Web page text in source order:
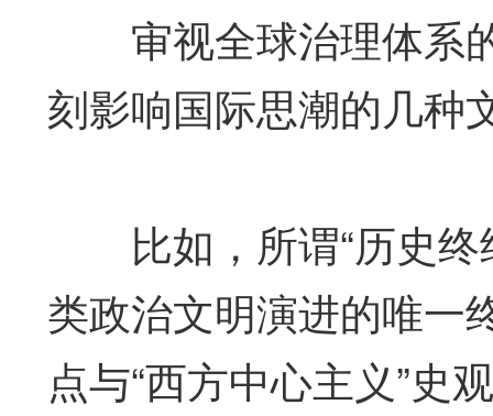
审视全球治理体系
刻影响国际思潮的几种
比如，所谓“历史终
类政治文明演进的唯一
点与“西方中心主义”史